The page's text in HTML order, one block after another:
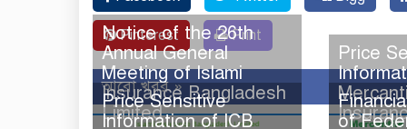
Pinterest Print
আরো খবর »
Notice of the 26th
Annual General
Meeting of Islami
Insurance Bangladesh
Limited
Price
Price Sensitive
Information of ICB
of